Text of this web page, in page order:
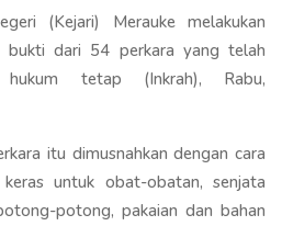
(Kejari) Merauke melakukan
bukti dari 54 perkara yang telah
hukum tetap (Inkrah), Rabu,
itu dimusnahkan dengan cara
untuk obat-obatan, senjata
potong, pakaian dan bahan